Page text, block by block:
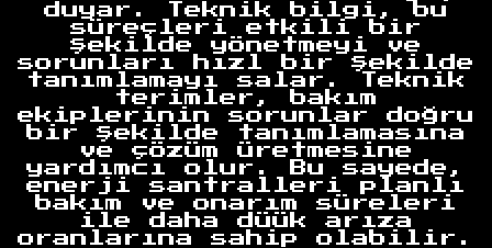
duyar. Teknik bilgi, bu
süreçleri etkili bir
şekilde yönetmeyi ve
sorunları hızl bir şekilde
tanımlamayı salar. Teknik
terimler, bakım
ekiplerinin sorunlar doğru
bir şekilde tanımlamasına
ve çözüm üretmesine
yardımcı olur. Bu sayede,
enerji santralleri planlı
bakım ve onarım süreleri
ile daha düük arıza
oranlarına sahip olabilir.